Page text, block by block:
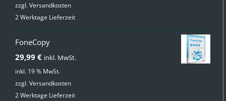
war:
zzgl.Versandkosten
2 Werktage Lieferzeit
FoneCopy
29,99 € inkl. MwSt.
inkl. 19 % MwSt.
zzgl.Versandkosten
2 Werktage Lieferzeit